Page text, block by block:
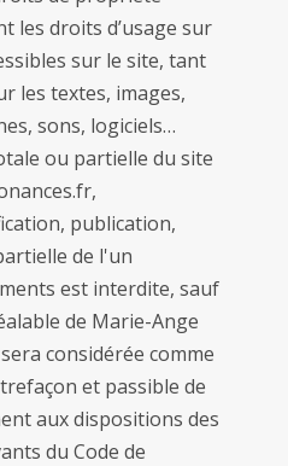
les droits d’usage sur
sur le site, tant
les textes, images,
sons, logiciels…
ou partielle du site
publication,
de l'un
est interdite, sauf
de Marie-Ange
considérée comme
et passible de
aux dispositions des
du Code de